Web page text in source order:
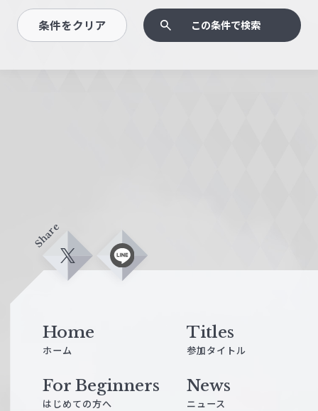
条件をクリア この条件で検索
Share
X L
i
Home
ホーム
Titles
参加タイトル
For Beginners
はじめての方へ
News
ニュース